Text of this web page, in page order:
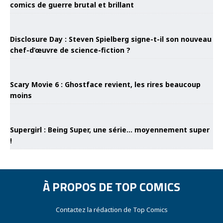
comics de guerre brutal et brillant
Disclosure Day : Steven Spielberg signe-t-il son nouveau
chef-d’œuvre de science-fiction ?
Scary Movie 6 : Ghostface revient, les rires beaucoup
moins
Supergirl : Being Super, une série… moyennement super
!
À PROPOS DE TOP COMICS
Contactez la rédaction de Top Comics